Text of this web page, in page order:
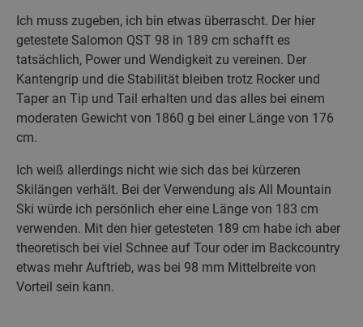
Ich muss zugeben, ich bin etwas überrascht. Der hier
getestete Salomon QST 98 in 189 cm schafft es
tatsächlich, Power und Wendigkeit zu vereinen. Der
Kantengrip und die Stabilität bleiben trotz Rocker und
Taper an Tip und Tail erhalten und das alles bei einem
moderaten Gewicht von 1860 g bei einer Länge von 176
cm.
Ich weiß allerdings nicht wie sich das bei kürzeren
Skilängen verhält. Bei der Verwendung als All Mountain
Ski würde ich persönlich eher eine Länge von 183 cm
verwenden. Mit den hier getesteten 189 cm habe ich aber
theoretisch bei viel Schnee auf Tour oder im Backcountry
etwas mehr Auftrieb, was bei 98 mm Mittelbreite von
Vorteil sein kann.